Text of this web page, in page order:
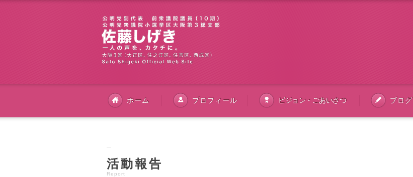
ホーム プロフィール ビジョン・ごあいさつ ブログ
活動報告
Report